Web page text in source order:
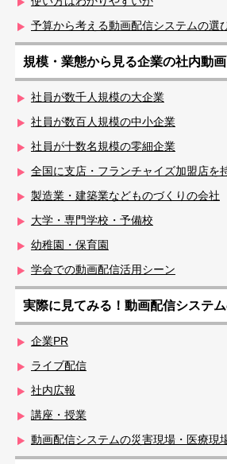
予算から考える動画配信システムの選
規模・業態から見る企業の社内動
社員が数千人規模の大企業
社員が数百人規模の中小企業
社員が十数名規模の零細企業
全国に支店・フランチャイズ加盟店を
製造業・建築業などものづくりの会社
大学・専門学校・予備校
幼稚園・保育園
学会での動画配信活用シーン
実際に見てみる！動画配信システ
企業PR
ライブ配信
社内広報
講座・授業
動画配信システムの災害現場・医療現